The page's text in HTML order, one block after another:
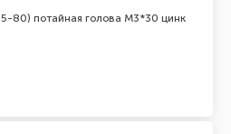
80) потайная голова М3*30 цинк